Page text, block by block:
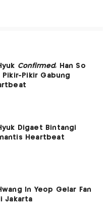
Confirmed, Han So
Pikir-Pikir Gabung
Digaet Bintangi
Heartbeat
In Yeop Gelar Fan
Jakarta